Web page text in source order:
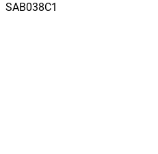
SAB038C1